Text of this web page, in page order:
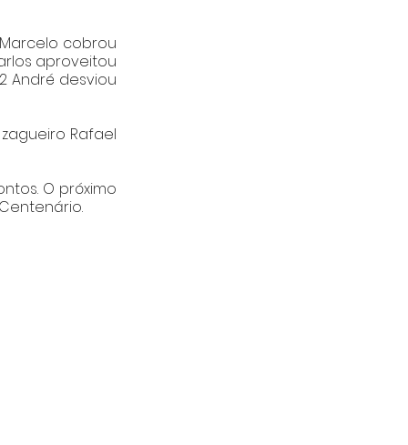
cobrou
aproveitou
André desviou
Rafael
O próximo